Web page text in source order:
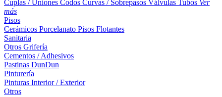
Cuplas / Uniones Codos Curvas / Sobrepasos Válvulas Tubos Ver
más
Pisos
Cerámicos Porcelanato Pisos Flotantes
Sanitaria
Otros Grifería
Cementos / Adhesivos
Pastinas DunDun
Pinturería
Pinturas Interior / Exterior
Otros